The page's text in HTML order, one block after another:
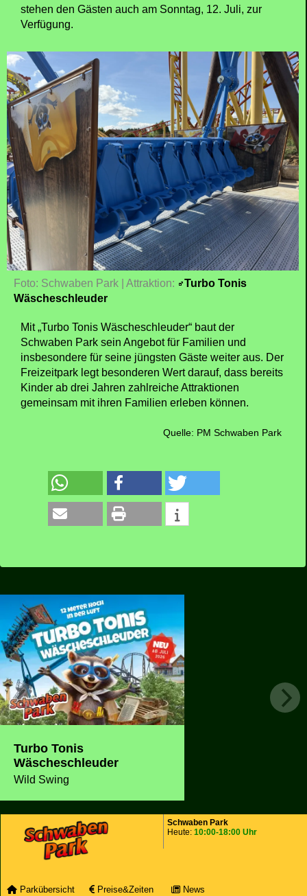
stehen den Gästen auch am Sonntag, 12. Juli, zur
Verfügung.
Foto: Schwaben Park | Attraktion:
Turbo Tonis
Wäscheschleuder
Mit „Turbo Tonis Wäscheschleuder“ baut der
Schwaben Park sein Angebot für Familien und
insbesondere für seine jüngsten Gäste weiter aus. Der
Freizeitpark legt besonderen Wert darauf, dass bereits
Kinder ab drei Jahren zahlreiche Attraktionen
gemeinsam mit ihren Familien erleben können.
Quelle: PM Schwaben Park
Turbo Tonis
Wäscheschleuder
Wild Swing
Schwaben Park
Heute: 10:00-18:00 Uhr
Parkübersicht Preise&Zeiten News